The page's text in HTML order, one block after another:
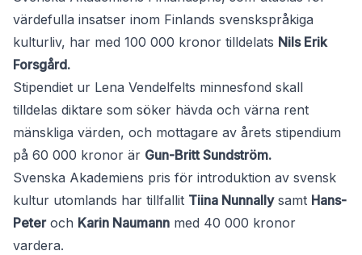
värdefulla insatser inom Finlands svenskspråkiga
kulturliv, har med 100 000 kronor tilldelats Nils Erik
Forsgård.
Stipendiet ur Lena Vendelfelts minnesfond skall
tilldelas diktare som söker hävda och värna rent
mänskliga värden, och mottagare av årets stipendium
på 60 000 kronor är Gun-Britt Sundström.
Svenska Akademiens pris för introduktion av svensk
kultur utomlands har tillfallit Tiina Nunnallysamt Hans-
Peteroch Karin Naumann med 40 000 kronor
vardera.